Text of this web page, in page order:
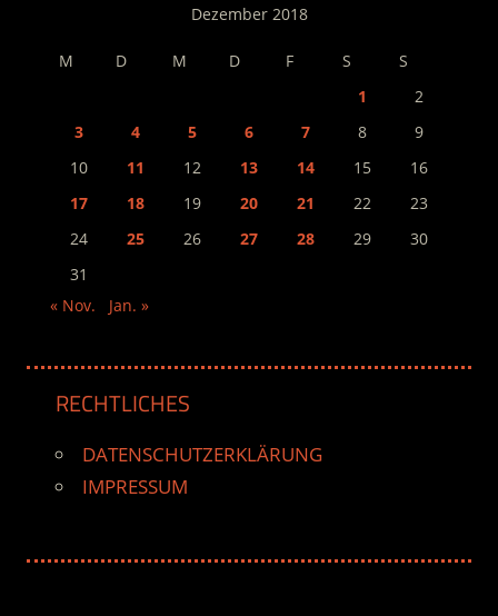
Dezember 2018
M D M D F S
S
1
2
3
4 5 6 7 8
9
10
11 12 13 14 15
16
17
18 19 20 21 22
23
24
25 26 27 28 29
30
31
« Nov.
Jan. »
RECHTLICHES
DATENSCHUTZERKLÄRUNG
IMPRESSUM